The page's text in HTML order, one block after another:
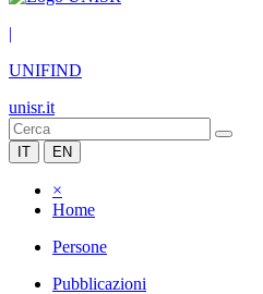
|
UNIFIND
unisr.it
IT EN
×
Home
Persone
Pubblicazioni